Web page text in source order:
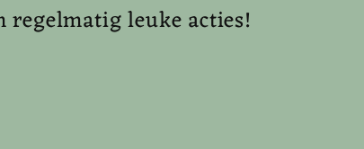
regelmatig leuke acties!